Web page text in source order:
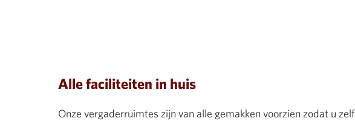
Alle faciliteiten in huis
Onze vergaderruimtes zijn van alle gemakken voorzien zodat u zelf